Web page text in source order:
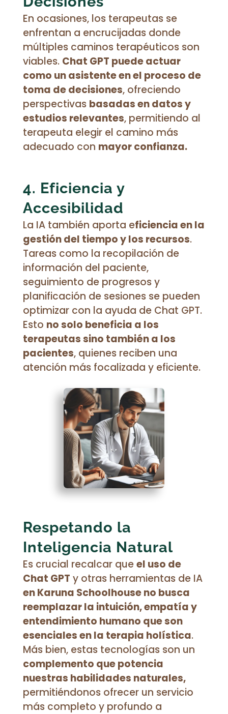
En ocasiones, los terapeutas se
enfrentan a encrucijadas donde
múltiples caminos terapéuticos son
viables. Chat GPT puede actuar
como un asistente en el proceso de
toma de decisiones, ofreciendo
perspectivas basadas en datos y
estudios relevantes, permitiendo al
terapeuta elegir el camino más
adecuado con mayor confianza.
4. Eficiencia y
Accesibilidad
La IA también aporta eficiencia en la
gestión del tiempo y los recursos.
Tareas como la recopilación de
información del paciente,
seguimiento de progresos y
planificación de sesiones se pueden
optimizar con la ayuda de Chat GPT.
Esto no solo beneficia a los
terapeutas sino también a los
pacientes, quienes reciben una
atención más focalizada y eficiente.
Respetando la
Inteligencia Natural
Es crucial recalcar queel uso de
Chat GPT y otras herramientas de IA
en Karuna Schoolhouse no busca
reemplazar la intuición, empatía y
entendimiento humano que son
esenciales en la terapia holística.
Más bien, estas tecnologías son un
complemento que potencia
nuestras habilidades naturales,
permitiéndonos ofrecer un servicio
más completo y profundo a